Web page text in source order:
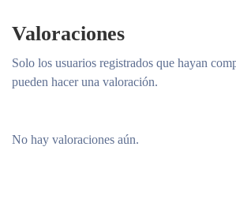
Valoraciones
No hay valoraciones aún.
Solo los usuarios registrados que hayan
pueden hacer una valoración.